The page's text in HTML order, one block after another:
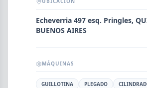
PROVINCIA
Echeverria 497 esq. Pringles,
BUENOS AIRES
MÁQUINAS
GUILLOTINA PLEGADO